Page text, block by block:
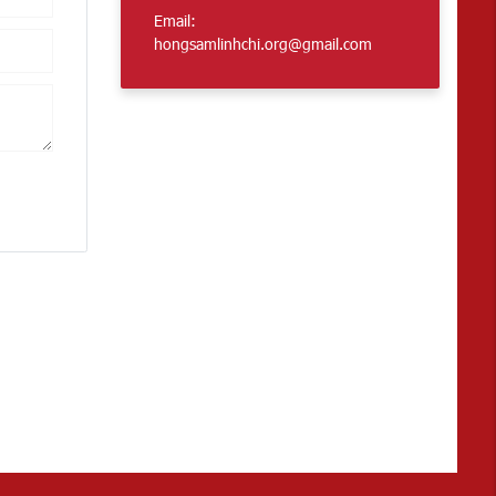
Email:
hongsamlinhchi.org@gmail.com